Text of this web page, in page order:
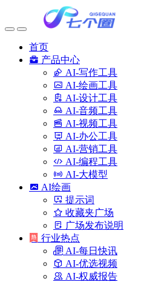
首页
产品中心
AI-写作工具
AI-绘画工具
AI-设计工具
AI-音频工具
AI-视频工具
AI-办公工具
AI-营销工具
AI-编程工具
AI-大模型
AI绘画
提示词
收藏夹广场
广场发布说明
行业热点
AI-每日快讯
AI-优选视频
AI-权威报告